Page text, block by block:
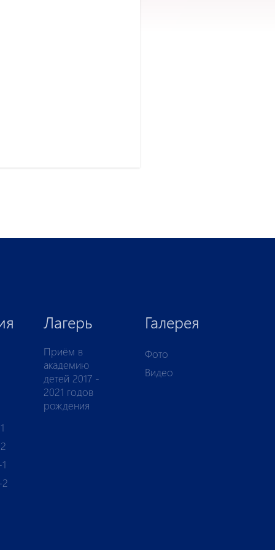
Лагерь
Приём в
академию
детей 2017 -
2021 годов
рождения
Галерея
Фото
Видео